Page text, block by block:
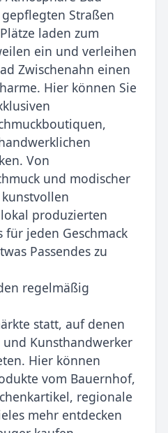
Straßen
laden zum
ein und verleihen
Zwischenahn einen
Hier können Sie
Von
und modischer
produzierten
für jeden Geschmack
Passendes zu
regelmäßig
statt, auf denen
Kunsthandwerker
Hier können
vom Bauernhof,
regionale
mehr entdecken